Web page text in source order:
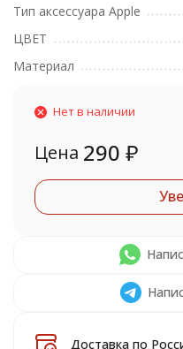
Тип аксессуара Apple
ЦВЕТ
Материал
Нет в наличии
Цена 290 ₽
Доставка по